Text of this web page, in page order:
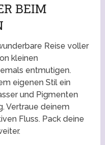
BEIM
Reise voller
kleinen
entmutigen.
eigenen Stil ein
und Pigmenten
Vertraue deinem
Fluss. Pack deine